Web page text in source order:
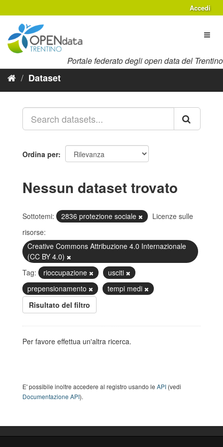
al
contenuto
Accedi
Portale federato degli open data del Trentino
Dataset
Ordina per
Nessun dataset trovato
Sottotemi: 2836 protezione sociale
Licenze sulle
risorse:
Creative Commons Attribuzione 4.0 Internazionale
(CC BY 4.0)
Tag:
rioccupazione
usciti
prepensionamento
tempi medi
Risultato del filtro
Per favore effettua un'altra ricerca.
E' possibile inoltre accedere al registro usando le API (vedi
Documentazione API).